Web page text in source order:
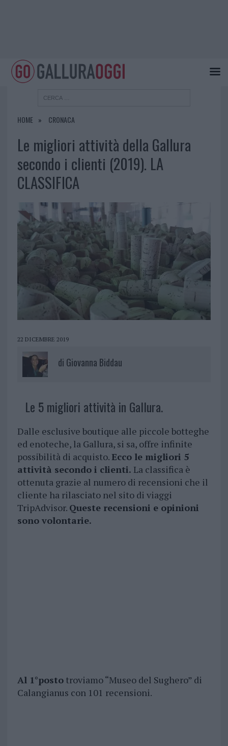
HOME CRONACA
Le migliori attività della Gallura
secondo i clienti (2019). LA
CLASSIFICA
22 DICEMBRE 2019
di Giovanna Biddau
Le 5 migliori attività in Gallura.
Dalle esclusive boutique alle piccole botteghe
ed enoteche, la Gallura, si sa, offre infinite
possibilità di acquisto.Ecco le migliori 5
attività secondo i clienti. La classifica è
ottenuta grazie al numero di recensioni che il
cliente ha rilasciato nel sito di viaggi
TripAdvisor. Queste recensioni e opinioni
sono volontarie.
Al 1°postotroviamo “Museo del Sughero” di
Calangianus con 101 recensioni.